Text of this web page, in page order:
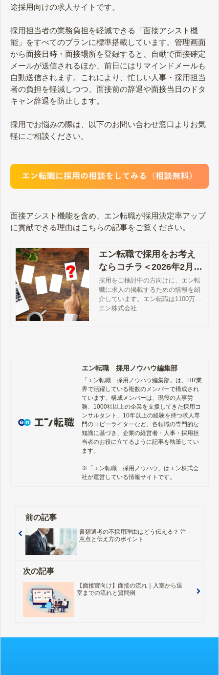
途採用向けの求人サイトです。
採用担当者の業務負担を軽減できる「面接アシスト機
能」をすべてのプランに標準搭載しています。管理画面
から面接日時・面接場所を登録すると、自動で面接確定
メールが送信されるほか、前日にはリマインドメールも
自動送信されます。これにより、忙しい人事・採用担当
者の負担を軽減しつつ、面接前の辞退や面接当日のドタ
キャン辞退を防止します。
採用でお悩みの際は、以下のお問い合わせ窓口よりお気
軽にご相談ください。
面接アシスト機能を含め、エン転職が採用決定率アップ
に貢献できる理由はこちらの記事をご覧ください。
エン転職で採用をお考え
ならコチラ＜2026年2月更
新＞｜企業から選ばれる
理由を解説
採用をご検討中の方向けに、エン転
職に求人の掲載するための情報を紹
介しています。エン転職は1100万人
超の会員数を誇る、日本最大級の求
エン株式会社
エン転職 採用ノウハウ編集部
「エン転職　採用ノウハウ編集部」は、HR業
界で活躍している複数のメンバーで構成され
ています。構成メンバーは、現役の人事労
務、1000社以上の企業を支援してきた採用コ
ンサルタント、10年以上の経験を持つ求人専
門のコピーライターなど。各領域の専門的な
知識に基づき、企業の経営者・人事・採用担
当者のお役に立てるように記事を執筆してい
ます。
※「エン転職　採用ノウハウ」はエン株式会
社が運営している情報サイトです。
前の記事
書類選考の不採用理由はどう伝える？ 注
意点と伝え方のポイント
次の記事
【面接官向け】面接の流れ｜入室から退
室までの流れと質問例